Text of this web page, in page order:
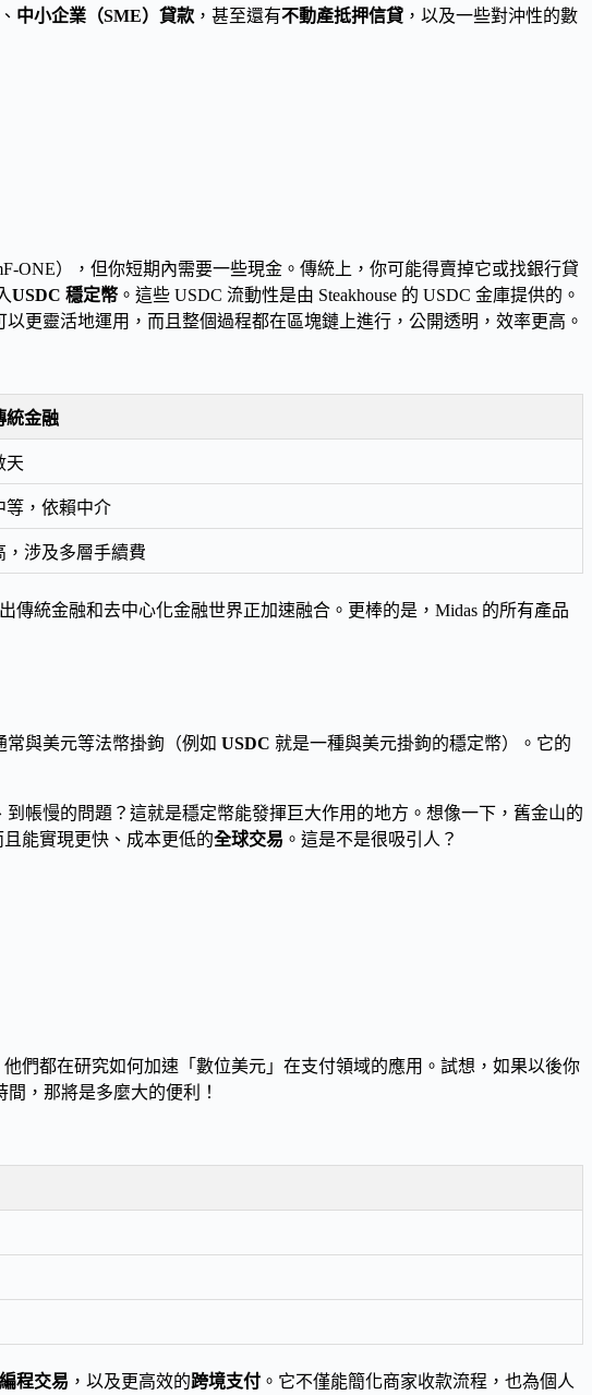
中小企業（SME）貸款 ，甚至還有不動產抵押信貸 ，以及一些對沖性的數
ONE），但你短期內需要一些現金。傳統上，你可能得賣掉它或找銀行貸
USDC 穩定幣 。這些 USDC 流動性是由 Steakhouse 的 USDC 金庫提供的。
更靈活地運用，而且整個過程都在區塊鏈上進行，公開透明，效率更高。
統金融
天
等，依賴中介
，涉及多層手續費
傳統金融和去中心化金融世界正加速融合。更棒的是，Midas 的所有產品
與美元等法幣掛鉤（例如 USDC 就是一種與美元掛鉤的穩定幣）。它的
帳慢的問題？這就是穩定幣能發揮巨大作用的地方。想像一下，舊金山的
能實現更快、成本更低的全球交易 。這是不是很吸引人？
他們都在研究如何加速「數位美元」在支付領域的應用。試想，如果以後你
，那將是多麼大的便利！
程交易 ，以及更高效的跨境支付 。它不僅能簡化商家收款流程，也為個人